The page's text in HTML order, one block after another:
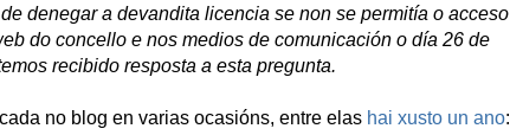
denegar a devandita licencia se non se permitía o acceso
do concello e nos medios de comunicación o día 26 de
recibido resposta a esta pregunta.
no blog en varias ocasións, entre elas hai xusto un ano: